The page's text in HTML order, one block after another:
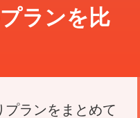
ランを比
プランをまとめて